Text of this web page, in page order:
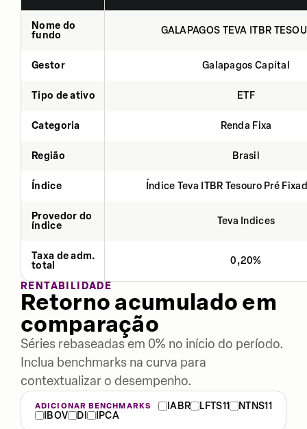
Nome do
fundo
GALAPAGOS TEVA ITBR
Gestor Galapagos Capital
Tipo de ativo ETF
Categoria Renda Fixa
Região Brasil
Índice Índice Teva ITBR Tesouro Pré
Provedor do
índice
Teva Indices
Taxa de adm.
total
0,20%
RENTABILIDADE
Retorno acumulado em
comparação
Séries rebaseadas em 0% no início do período.
Inclua benchmarks na curva para
contextualizar o desempenho.
ADICIONAR BENCHMARKS IABR LFTS11
NTNS11
IBOV
DI
IPCA